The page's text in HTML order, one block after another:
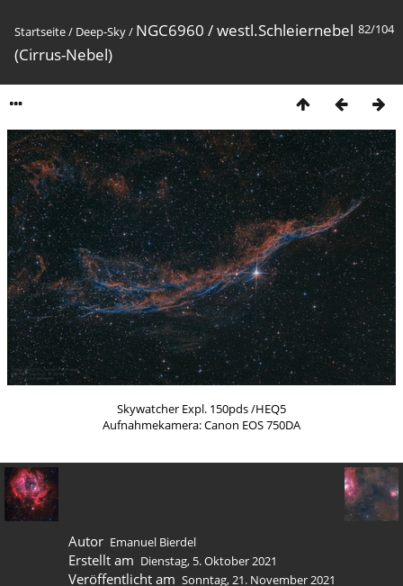
82/104
Startseite/ Deep-Sky/ NGC6960 / westl.Schleiernebel
(Cirrus-Nebel)
Skywatcher Expl. 150pds /HEQ5
Aufnahmekamera: Canon EOS 750DA
Autor Emanuel Bierdel
Erstellt am Dienstag, 5. Oktober 2021
Veröffentlicht am Sonntag, 21. November 2021